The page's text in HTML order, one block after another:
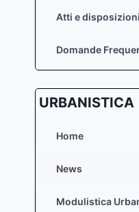
Atti e disposizioni
Domande
URBANISTICA
Home
News
Modulistica